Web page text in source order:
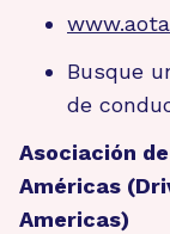
Busque
de
Asociación
Américas
Americas)